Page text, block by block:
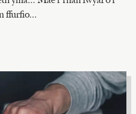
ffurfio...